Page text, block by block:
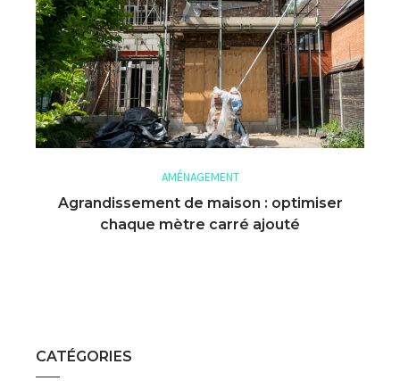
AMÉNAGEMENT
Agrandissement de maison : optimiser
chaque mètre carré ajouté
CATÉGORIES